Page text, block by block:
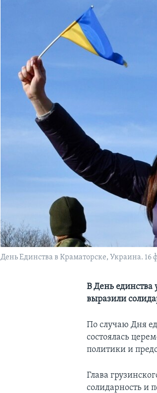
День Единства в Краматорске, Украина. 16
В День единства
выразили
По случаю Дня
состоялась
политики и
Глава
солидарность и